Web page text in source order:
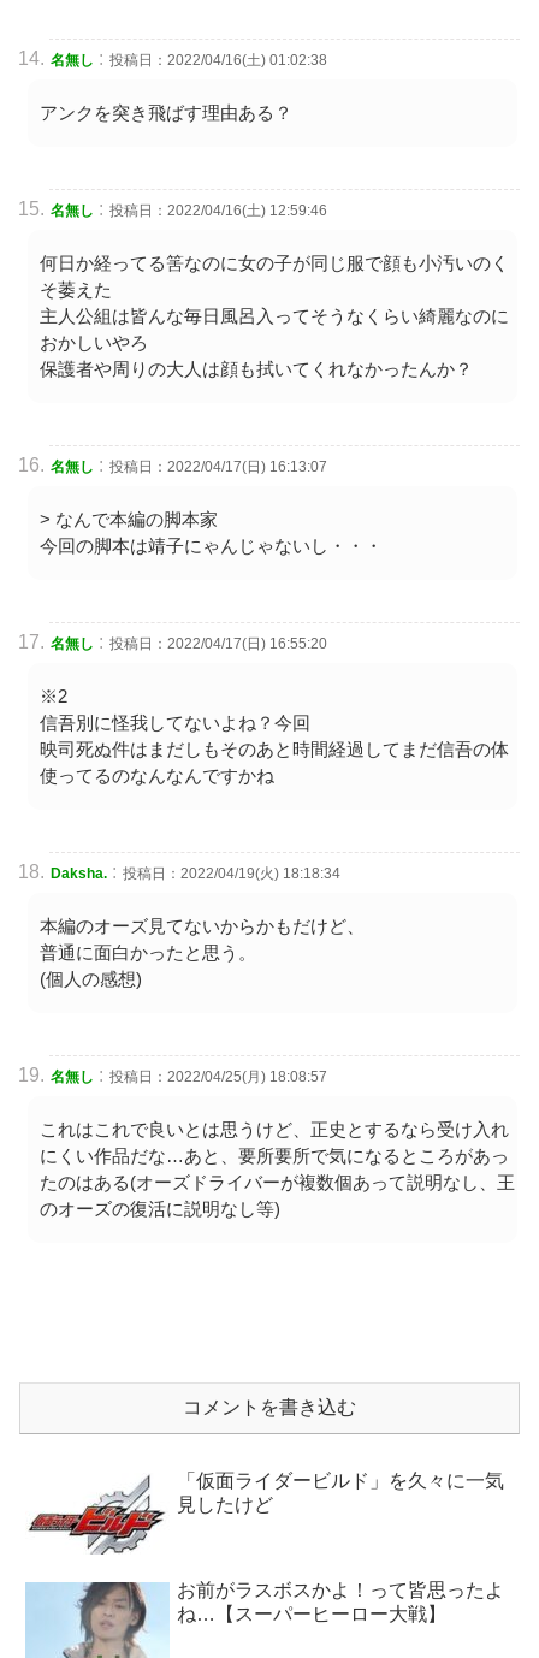
名無し : 投稿日：2022/04/16(土) 01:02:38
アンクを突き飛ばす理由ある？
名無し : 投稿日：2022/04/16(土) 12:59:46
何日か経ってる筈なのに女の子が同じ服で顔も小汚いのく
そ萎えた
主人公組は皆んな毎日風呂入ってそうなくらい綺麗なのに
おかしいやろ
保護者や周りの大人は顔も拭いてくれなかったんか？
名無し : 投稿日：2022/04/17(日) 16:13:07
> なんで本編の脚本家
今回の脚本は靖子にゃんじゃないし・・・
名無し : 投稿日：2022/04/17(日) 16:55:20
※2
信吾別に怪我してないよね？今回
映司死ぬ件はまだしもそのあと時間経過してまだ信吾の体
使ってるのなんなんですかね
Daksha. : 投稿日：2022/04/19(火) 18:18:34
本編のオーズ見てないからかもだけど、
普通に面白かったと思う。
(個人の感想)
名無し : 投稿日：2022/04/25(月) 18:08:57
これはこれで良いとは思うけど、正史とするなら受け入れ
にくい作品だな…あと、要所要所で気になるところがあっ
たのはある(オーズドライバーが複数個あって説明なし、王
のオーズの復活に説明なし等)
コメントを書き込む
「仮面ライダービルド」を久々に一気
見したけど
お前がラスボスかよ！って皆思ったよ
ね…【スーパーヒーロー大戦】